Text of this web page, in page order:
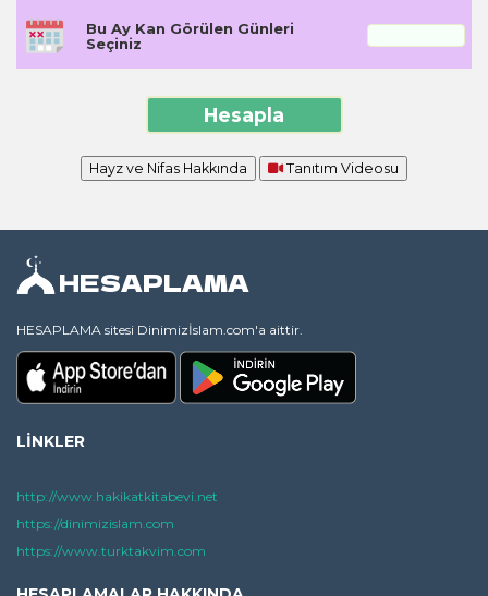
Bu Ay Kan Görülen Günleri
Seçiniz
Hayz ve Nifas Hakkında Tanıtım Videosu
HESAPLAMA
HESAPLAMA sitesi Dinimizİslam.com'a aittir.
LİNKLER
http://www.hakikatkitabevi.net
https://dinimizislam.com
https://www.turktakvim.com